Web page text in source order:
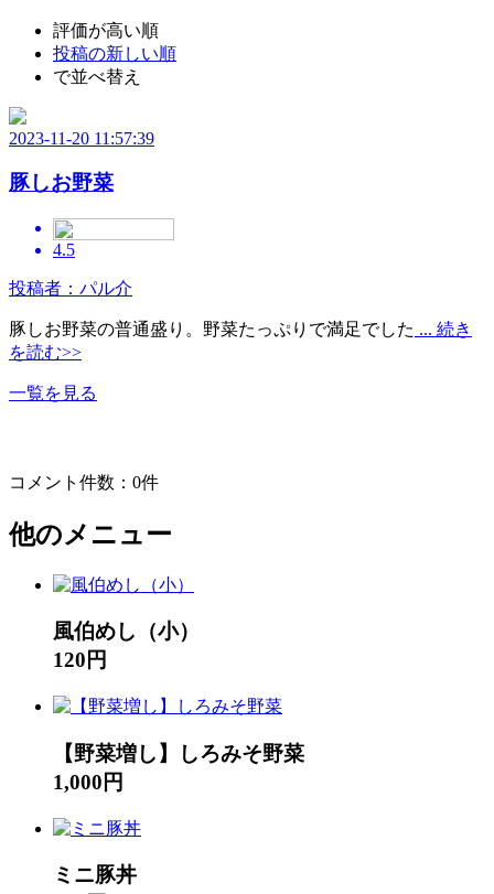
評価が高い順
投稿の新しい順
で並べ替え
2023-11-20 11:57:39
豚しお野菜
4.5
投稿者：パル介
豚しお野菜の普通盛り。野菜たっぷりで満足でした ... 続き
を読む>>
一覧を見る
コメント件数：0件
他のメニュー
風伯めし（小）
120円
【野菜増し】しろみそ野菜
1,000円
ミニ豚丼